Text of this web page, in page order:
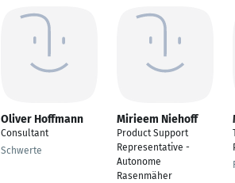
Oliver Hoffmann
Consultant
Schwerte
Mirieem Niehoff
Product Support
Representative -
Autonome
Rasenmäher